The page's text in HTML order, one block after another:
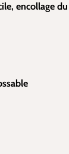
encollage